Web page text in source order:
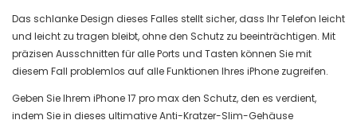
Das schlanke Design dieses Falles stellt sicher, dass Ihr Telefon leicht
und leicht zu tragen bleibt, ohne den Schutz zu beeinträchtigen. Mit
präzisen Ausschnitten für alle Ports und Tasten können Sie mit
diesem Fall problemlos auf alle Funktionen Ihres iPhone zugreifen.
Geben Sie Ihrem iPhone 17 pro max den Schutz, den es verdient,
indem Sie in dieses ultimative Anti-Kratzer-Slim-Gehäuse